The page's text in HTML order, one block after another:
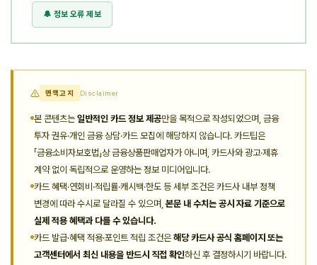
🔔 정보 오류 제보
면책고지 Disclaimer
본 콘텐츠는 일반적인 카드 정보 제공만을 목적으로 작성되었으며, 금융
투자 권유·개인 금융 상담·카드 모집에 해당하지 않습니다. 카드팁은
「금융소비자보호법」상 금융상품판매업자가 아니며, 카드사와 광고·제휴
계약 없이 독립적으로 운영하는 정보 미디어입니다.
카드 혜택·연회비·적립률·캐시백·한도 등 세부 조건은 카드사 내부 정책
변경에 따라 수시로 달라질 수 있으며,본문 내 수치는 공시 자료 기준으로
실제 적용 혜택과 다를 수 있습니다.
카드 발급·혜택 적용·포인트 적립 조건은 해당 카드사 공식 홈페이지 또는
고객센터에서 최신 내용을 반드시 직접 확인하신 후 결정하시기 바랍니다.